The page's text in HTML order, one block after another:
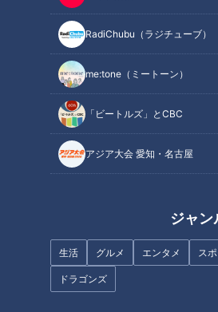
RadiChubu（ラジチューブ）
me:tone（ミートーン）
「ビートルズ」とCBC
アジア大会 愛知・名古屋
ジャン
生活 グルメ エンタメ ス
ドラゴンズ
年間500種類以上の栗グルメを
食べ歩く『栗マスター』に教わ
る！名古屋で味わう、びっ「栗
グルメ」！
健康
ェック
一流パティシエが東海地方の新
店スイーツを食べてジャッジ！